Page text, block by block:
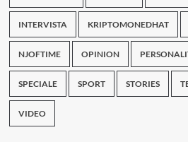
INTERVISTA KRIPTOMONEDHAT
NJOFTIME OPINION
SPECIALE SPORT STORIES
VIDEO